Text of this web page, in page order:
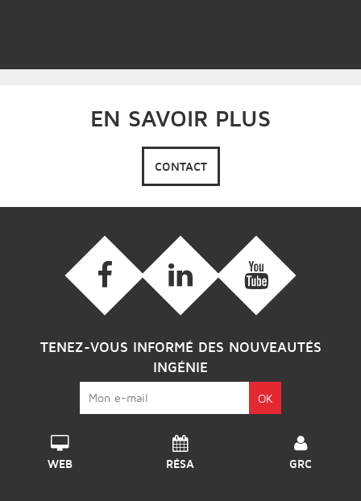
EN SAVOIR PLUS
CONTACT
TENEZ-VOUS INFORMÉ DES NOUVEAUTÉS
INGÉNIE
WEB RÉSA GRC